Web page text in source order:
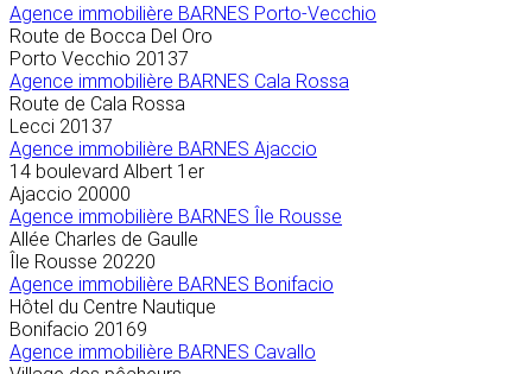
Agence immobilière BARNES Porto-Vecchio
Route de Bocca Del Oro
Porto Vecchio 20137
Agence immobilière BARNES Cala Rossa
Route de Cala Rossa
Lecci 20137
Agence immobilière BARNES Ajaccio
14 boulevard Albert 1er
Ajaccio 20000
Agence immobilière BARNES Île Rousse
Allée Charles de Gaulle
Île Rousse 20220
Agence immobilière BARNES Bonifacio
Hôtel du Centre Nautique
Bonifacio 20169
Agence immobilière BARNES Cavallo